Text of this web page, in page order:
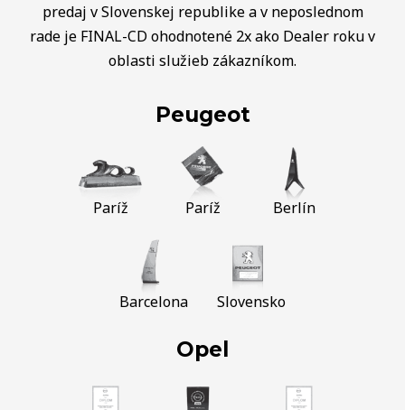
predaj v Slovenskej republike a v neposlednom
rade je FINAL-CD ohodnotené 2x ako Dealer roku v
oblasti služieb zákazníkom.
Peugeot
Paríž Paríž Berlín
Barcelona Slovensko
Opel